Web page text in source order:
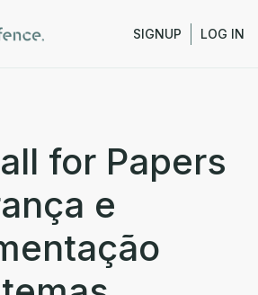
SIGNUP LOG IN
for Papers
e